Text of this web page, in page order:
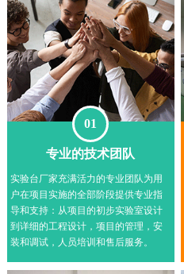
01
专业的技术团队
实验台厂家充满活力的专业团队为用
户在项目实施的全部阶段提供专业指
导和支持：从项目的初步实验室设计
到详细的工程设计，项目的管理，安
装和调试，人员培训和售后服务。